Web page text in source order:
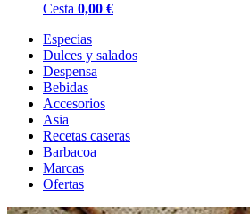
Cesta 0,00 €
Especias
Dulces y salados
Despensa
Bebidas
Accesorios
Asia
Recetas caseras
Barbacoa
Marcas
Ofertas